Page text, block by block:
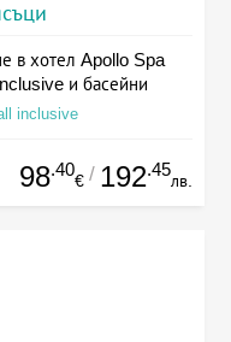
в хотел Apollo Spa
и басейни
inclusive
98.40
€ / 192.45
лв.